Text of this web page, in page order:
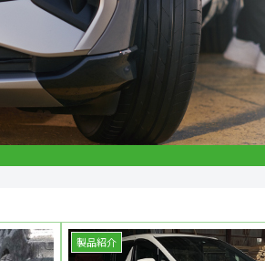
製品紹介